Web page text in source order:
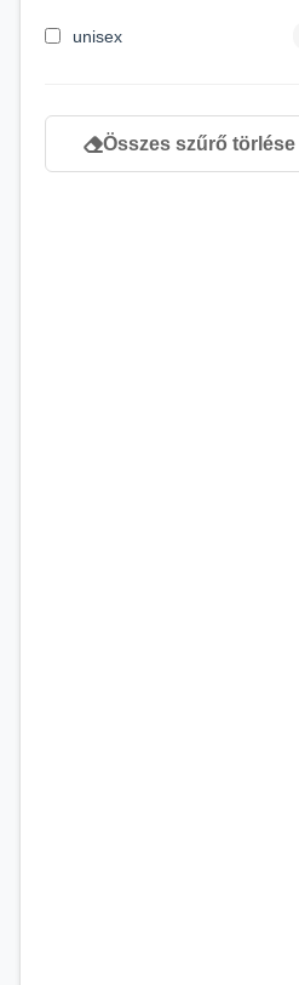
7 éves kortól
unisex
Összes szűrő törlése